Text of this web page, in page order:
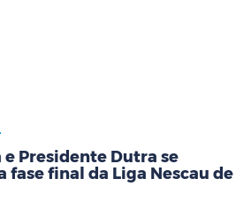
e Presidente Dutra se
fase final da Liga Nescau de